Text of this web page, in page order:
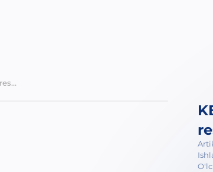
KBPURE steril bakterial va virusli respirator filtri, bir martalik